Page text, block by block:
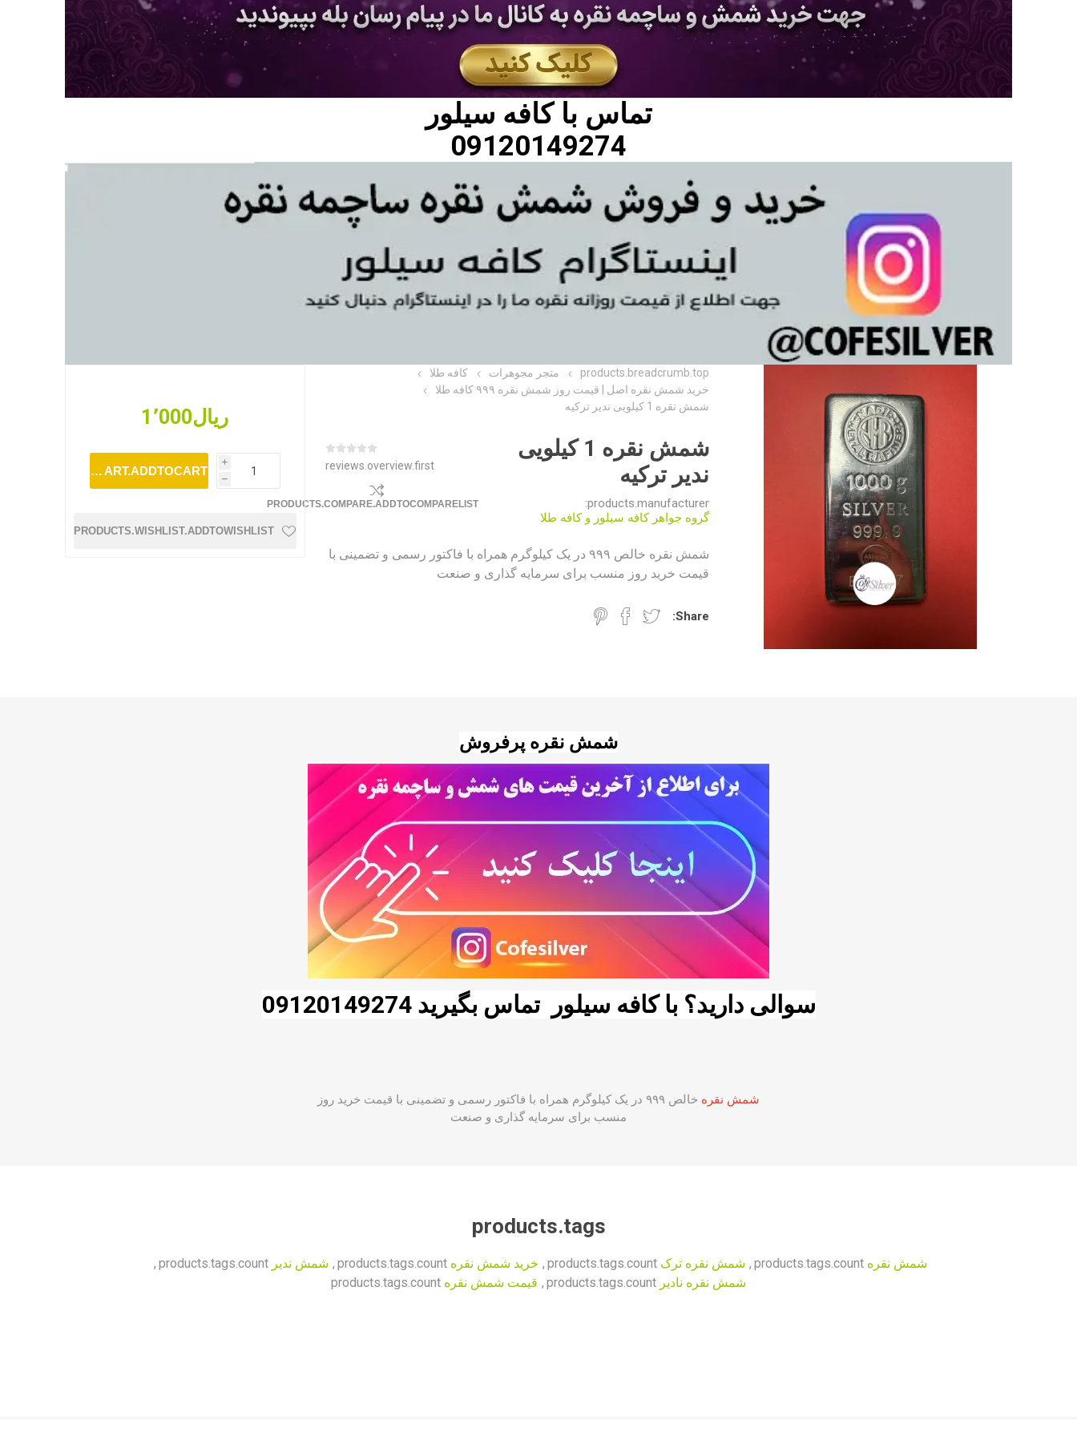
تماس باکافه سیلور
09120149274
products.breadcrumb.top متجر مجوهرات
کافه طلا
خرید شمش نقره اصل | قیمت روز شمش نقره ۹۹۹ کافه طلا
شمش نقره 1 کیلویی ندیر ترکیه
شمش نقره 1 کیلویی
ندیر ترکیه
products.manufacturer:
گروه جواهر کافه سیلور و کافه طلا
reviews.overview.first
PRODUCTS.COMPARE.ADDTOCOMPARELIST
شمش نقره خالص ۹۹۹ در یک کیلوگرم همراه با فاکتور رسمی و تضمینی با
قیمت خرید روز منسب برای سرمایه گذاری و صنعت
Share:
ریال1٬000
i
h
SHOPPINGCART.ADDTOCART
PRODUCTS.WISHLIST.ADDTOWISHLIST
شمش نقره پرفروش
سوالی دارید؟ باکافه سیلورتماس بگیرید 09120149274
شمش نقره خالص ۹۹۹ در یک کیلوگرم همراه با فاکتور رسمی و تضمینی با قیمت خرید روز
منسب برای سرمایه گذاری و صنعت
products.tags
شمش نقره products.tags.count
, شمش نقره ترک products.tags.count
, خرید شمش نقره products.tags.count
, شمش ندیر products.tags.count
,
شمش نقره نادیر products.tags.count
, قیمت شمش نقره products.tags.count